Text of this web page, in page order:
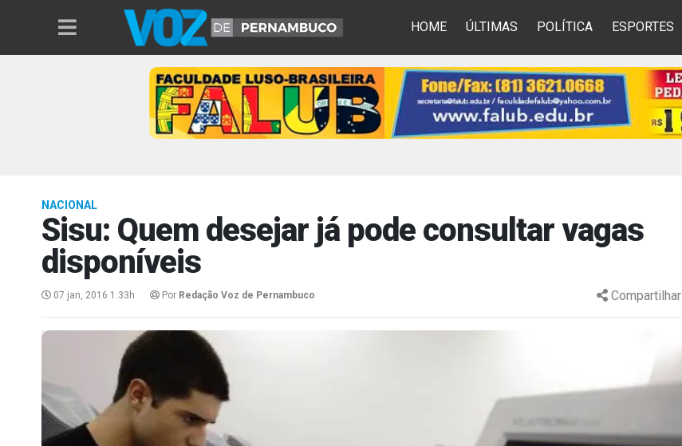
HOME ÚLTIMAS POLÍTICA ESPORTES
NACIONAL
Sisu: Quem desejar já pode consultar vagas
disponíveis
07 jan, 2016 1:33h Por Redação Voz de Pernambuco Compartilhar